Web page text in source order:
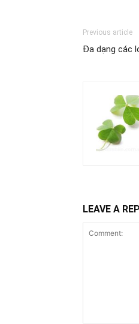
Previous article
Đa dạng các
LEAVE A